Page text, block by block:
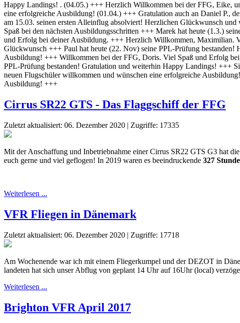
Cirrus SR22 GTS - Das Flaggschiff der FFG
Zuletzt aktualisiert: 06. Dezember 2020 | Zugriffe: 17335
Mit der Anschaffung und Inbetriebnahme einer Cirrus SR22 GTS G3 hat
euch gerne und viel geflogen! In 2019 waren es beeindruckende 327
Weiterlesen ...
VFR Fliegen in Dänemark
Zuletzt aktualisiert: 06. Dezember 2020 | Zugriffe: 17718
Am Wochenende war ich mit einem Fliegerkumpel und der DEZOT in
landeten hat sich unser Abflug von geplant 14 Uhr auf 16Uhr (local)
Weiterlesen ...
Brighton VFR April 2017